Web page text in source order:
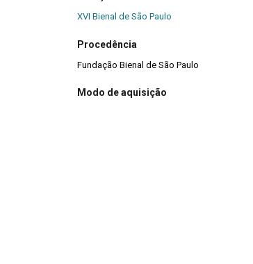
XVI Bienal de São Paulo
Procedência
Fundação Bienal de São Paulo
Modo de aquisição